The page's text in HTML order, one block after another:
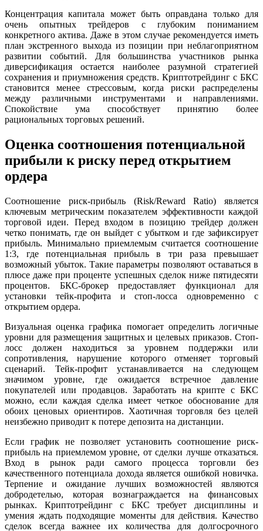
Концентрация капитала может быть оправдана только для
очень опытных трейдеров с глубоким пониманием
конкретного актива. Даже в этом случае рекомендуется иметь
план экстренного выхода из позиции при неблагоприятном
развитии событий. Для большинства участников рынка
диверсификация остается наиболее разумной стратегией
сохранения и приумножения средств. Криптотрейдинг с БКС
становится менее стрессовым, когда риски распределены
между различными инструментами и направлениями.
Спокойствие ума способствует принятию более
рациональных торговых решений.
Оценка соотношения потенциальной
прибыли к риску перед открытием
ордера
Соотношение риск-прибыль (Risk/Reward Ratio) является
ключевым метрическим показателем эффективности каждой
торговой идеи. Перед входом в позицию трейдер должен
четко понимать, где он выйдет с убытком и где зафиксирует
прибыль. Минимально приемлемым считается соотношение
1:3, где потенциальная прибыль в три раза превышает
возможный убыток. Такие параметры позволяют оставаться в
плюсе даже при проценте успешных сделок ниже пятидесяти
процентов. БКС-брокер предоставляет функционал для
установки тейк-профита и стоп-лосса одновременно с
открытием ордера.
Визуальная оценка графика помогает определить логичные
уровни для размещения защитных и целевых приказов. Стоп-
лосс должен находиться за уровнем поддержки или
сопротивления, нарушение которого отменяет торговый
сценарий. Тейк-профит устанавливается на следующем
значимом уровне, где ожидается встречное давление
покупателей или продавцов. Заработать на крипте с БКС
можно, если каждая сделка имеет четкое обоснование для
обоих ценовых ориентиров. Хаотичная торговля без целей
неизбежно приводит к потере депозита на дистанции.
Если график не позволяет установить соотношение риск-
прибыль на приемлемом уровне, от сделки лучше отказаться.
Вход в рынок ради самого процесса торговли без
качественного потенциала дохода является ошибкой новичка.
Терпение и ожидание лучших возможностей являются
добродетелью, которая вознаграждается на финансовых
рынках. Криптотрейдинг с БКС требует дисциплины и
умения ждать подходящие моменты для действия. Качество
сделок всегда важнее их количества для долгосрочного